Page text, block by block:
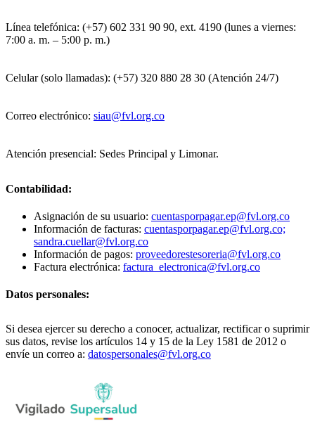
Línea telefónica: (+57) 602 331 90 90, ext. 4190 (lunes a viernes:
7:00 a. m. – 5:00 p. m.)
Celular (solo llamadas): (+57) 320 880 28 30 (Atención 24/7)
Correo electrónico: siau@fvl.org.co
Atención presencial: Sedes Principal y Limonar.
Contabilidad:
Asignación de su usuario: cuentasporpagar.ep@fvl.org.co
Información de facturas: cuentasporpagar.ep@fvl.org.co;
sandra.cuellar@fvl.org.co
Información de pagos: proveedorestesoreria@fvl.org.co
Factura electrónica: factura_electronica@fvl.org.co
Datos personales:
Si desea ejercer su derecho a conocer, actualizar, rectificar o suprimir
sus datos, revise los artículos 14 y 15 de la Ley 1581 de 2012 o
envíe un correo a: datospersonales@fvl.org.co